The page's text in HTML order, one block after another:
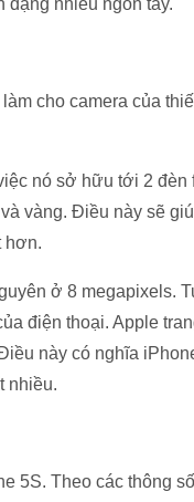
dạng nhiều ngón tay.
cho camera của
nó sở hữu tới 2 đèn
vàng. Điều này sẽ
hơn.
ở 8 megapixels.
điện thoại. Apple
này có nghĩa
nhiều.
5S. Theo các thông